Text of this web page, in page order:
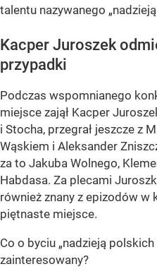
talentu nazywanego
Kacper Juroszek
przypadki
Podczas wspomnianego
miejsce zajął Kacper
i Stocha, przegrał jeszcze z
Wąskiem i Aleksander
za to Jakuba Wolnego,
Habdasa. Za plecami
również znany z epizodów w
piętnaste miejsce.
Co o byciu „nadzieją
zainteresowany?